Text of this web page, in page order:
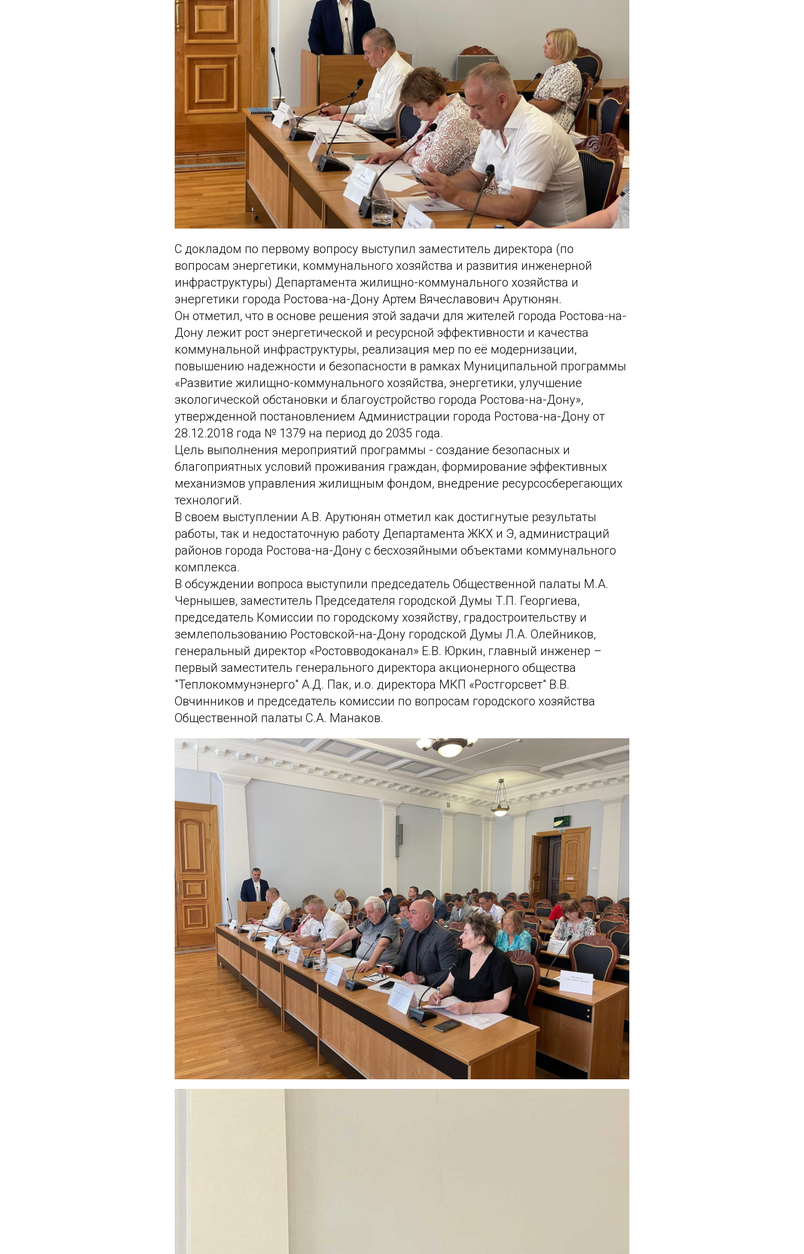
С докладом по первому вопросу выступил заместитель директора (по
вопросам энергетики, коммунального хозяйства и развития инженерной
инфраструктуры) Департамента жилищно-коммунального хозяйства и
энергетики города Ростова-на-Дону Артем Вячеславович Арутюнян.
Он отметил, что в основе решения этой задачи для жителей города Ростова-на-
Дону лежит рост энергетической и ресурсной эффективности и качества
коммунальной инфраструктуры, реализация мер по её модернизации,
повышению надежности и безопасности в рамках Муниципальной программы
«Развитие жилищно-коммунального хозяйства, энергетики, улучшение
экологической обстановки и благоустройство города Ростова-на-Дону»,
утвержденной постановлением Администрации города Ростова-на-Дону от
28.12.2018 года № 1379 на период до 2035 года.
Цель выполнения мероприятий программы - создание безопасных и
благоприятных условий проживания граждан, формирование эффективных
механизмов управления жилищным фондом, внедрение ресурсосберегающих
технологий.
В своем выступлении А.В. Арутюнян отметил как достигнутые результаты
работы, так и недостаточную работу Департамента ЖКХ и Э, администраций
районов города Ростова-на-Дону с бесхозяйными объектами коммунального
комплекса.
В обсуждении вопроса выступили председатель Общественной палаты М.А.
Чернышев, заместитель Председателя городской Думы Т.П. Георгиева,
председатель Комиссии по городскому хозяйству, градостроительству и
землепользованию Ростовской-на-Дону городской Думы Л.А. Олейников,
генеральный директор «Ростовводоканал» Е.В. Юркин, главный инженер –
первый заместитель генерального директора акционерного общества
"Теплокоммунэнерго" А.Д. Пак, и.о. директора МКП «Ростгорсвет" В.В.
Овчинников и председатель комиссии по вопросам городского хозяйства
Общественной палаты С.А. Манаков.